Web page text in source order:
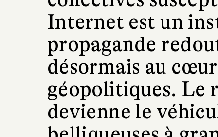
Internet est un
propagande
désormais au
géopolitiques. Le
devienne le